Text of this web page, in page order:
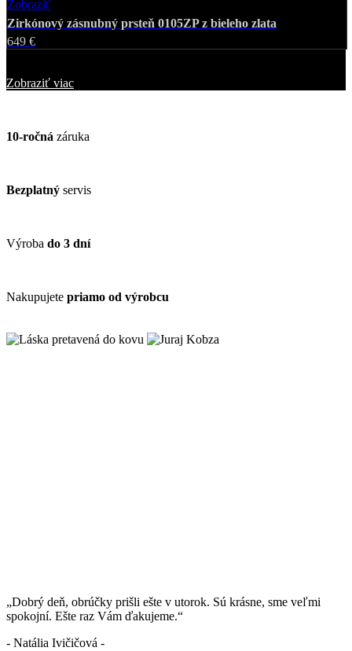
Zobraziť
Zirkónový zásnubný prsteň 0105ZP z bieleho zlata
649 €
Zobraziť viac
10-ročná záruka
Bezplatný servis
Výroba do 3 dní
Nakupujete priamo od výrobcu
„Dobrý deň, obrúčky prišli ešte v utorok. Sú krásne, sme veľmi
spokojní. Ešte raz Vám ďakujeme.“
- Natália Ivičičová -